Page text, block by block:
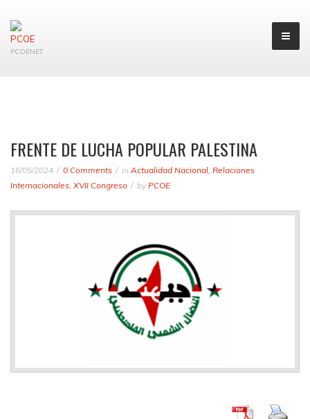
PCOENET
FRENTE DE LUCHA POPULAR PALESTINA
16/05/2024 0 Comments in Actualidad Nacional, Relaciones
Internacionales, XVII Congreso by PCOE